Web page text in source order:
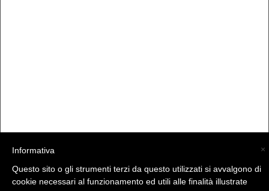
(C) La Valtellina - info@la-valtellina.com -
×
Informativa
Questo sito o gli strumenti terzi da questo utilizzati si avvalgono di
cookie necessari al funzionamento ed utili alle finalità illustrate